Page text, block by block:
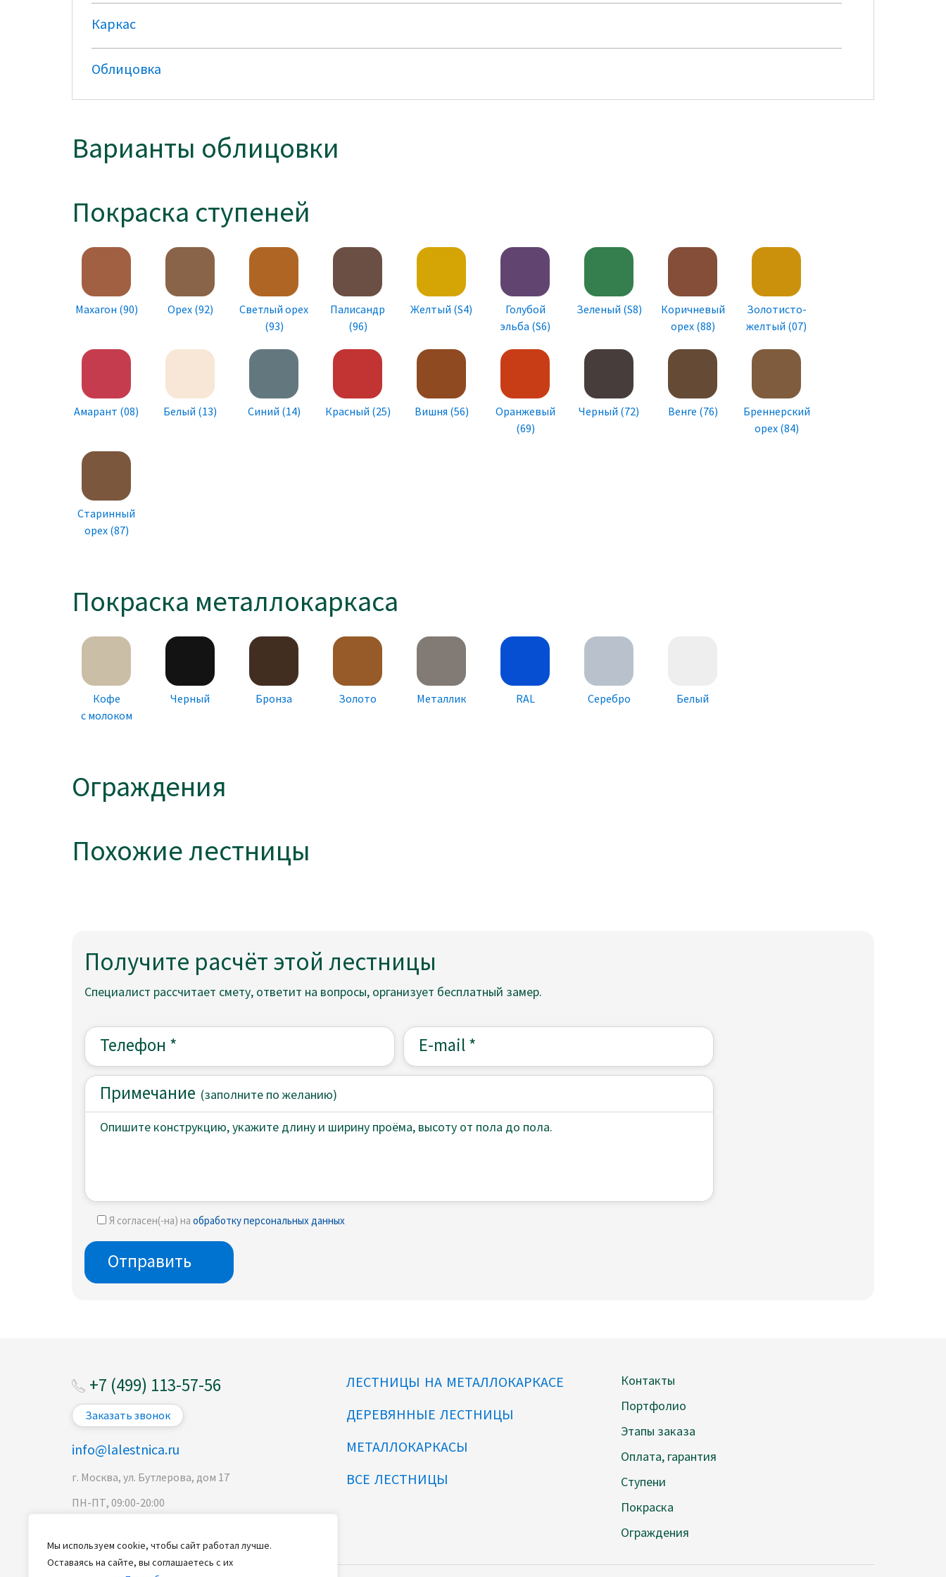
Мы используем cookie, чтобы сайт работал лучше.
Оставаясь на сайте, вы соглашаетесь с их
Каркас
Облицовка
Варианты облицовки
Покраска ступеней
Махагон (90) Орех (92)
Светлый орех
(93)
Палисандр
(96)
Желтый (S4)
Голубой
эльба (S6)
Зеленый (S8)
Коричневый
орех (88)
Золотисто-
желтый (07)
Амарант (08) Белый (13) Синий (14) Красный (25) Вишня (56)
Оранжевый
(69)
Черный (72) Венге (76)
Бреннерский
орех (84)
Старинный
орех (87)
Покраска металлокаркаса
Кофе
с молоком
Черный Бронза Золото Металлик RAL Серебро Белый
Ограждения
Похожие лестницы
Получите расчёт этой лестницы
Специалист рассчитает смету, ответит на вопросы, организует бесплатный замер.
Примечание (заполните по желанию)
Я согласен(-на) на обработку персональных данных
+7 (499) 113-57-56
Заказать звонок
info@lalestnica.ru
г. Москва, ул. Бутлерова, дом 17
ПН-ПТ, 09:00-20:00
ЛЕСТНИЦЫ НА МЕТАЛЛОКАРКАСЕ
ДЕРЕВЯННЫЕ ЛЕСТНИЦЫ
МЕТАЛЛОКАРКАСЫ
ВСЕ ЛЕСТНИЦЫ
Контакты
Портфолио
Этапы заказа
Оплата, гарантия
Ступени
Покраска
Ограждения